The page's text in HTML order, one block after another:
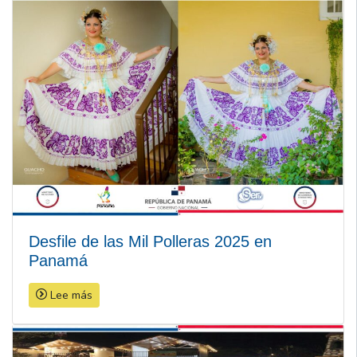
Desfile de las Mil Polleras 2025 en
Panamá
Lee más